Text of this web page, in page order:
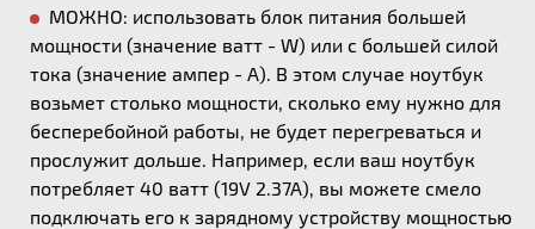
МОЖНО: использовать блок питания большей
мощности (значение ватт - W) или с большей силой
тока (значение ампер - А). В этом случае ноутбук
возьмет столько мощности, сколько ему нужно для
бесперебойной работы, не будет перегреваться и
прослужит дольше. Например, если ваш ноутбук
потребляет 40 ватт (19V 2.37A), вы можете смело
подключать его к зарядному устройству мощностью